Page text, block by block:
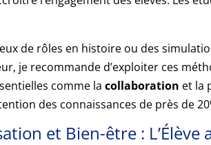
de rôles en histoire ou des
je recommande d’exploiter ces
comme lacollaboration et la
des connaissances de près de
et Bien-être : L’Élève